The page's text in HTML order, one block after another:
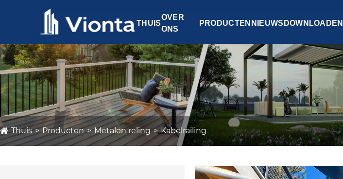
THUIS
OVER
ONS
PRODUCTEN NIEUWS DOWNLOADEN
Thuis Producten Metalen reling Kabelrailing